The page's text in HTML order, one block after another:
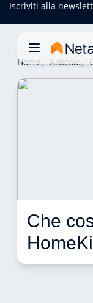
Iscriviti alla
Home Articolo
Che